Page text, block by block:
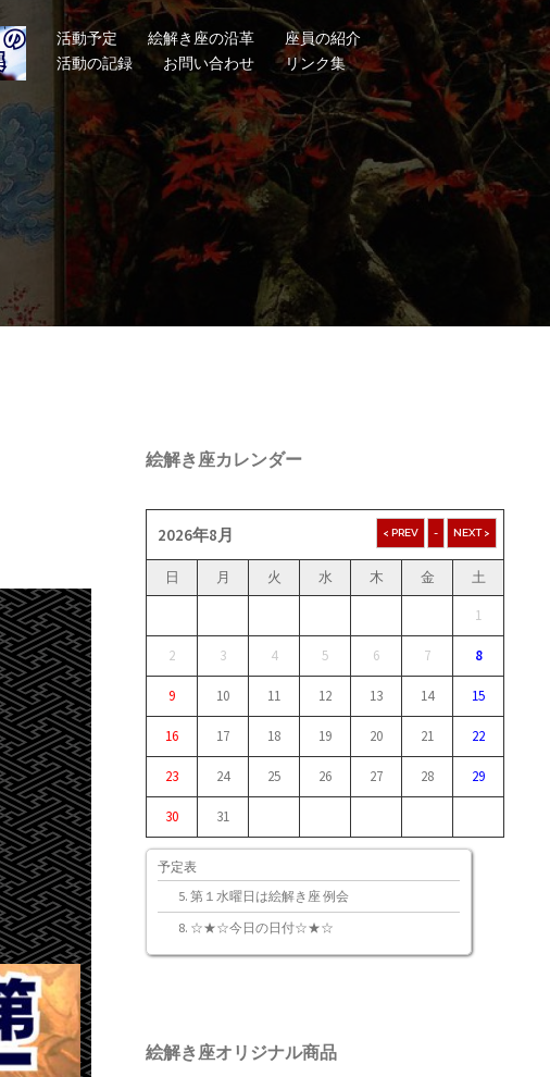
活動予定 絵解き座の沿革
座員の紹介
活動の記録
お問い合わせ リンク集
絵解き座カレンダー
2026年8月
日 月 火 水 木 金 土
1
2 3 4 5 6 7 8
9 10 11 12 13 14 15
16 17 18 19 20 21 22
23 24 25 26 27 28 29
30 31
予定表
第１水曜日は絵解き座 例会
☆★☆今日の日付☆★☆
絵解き座オリジナル商品